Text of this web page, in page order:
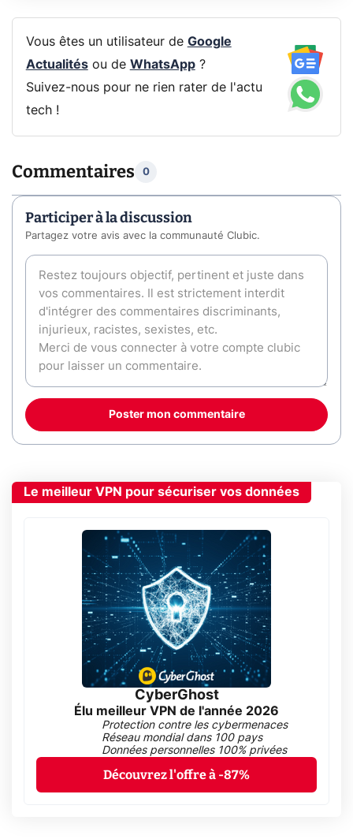
Vous êtes un utilisateur de Google
Actualitésou de WhatsApp?
Suivez-nous pour ne rien rater de l'actu
tech !
Commentaires 0
Participer à la discussion
Partagez votre avis avec la communauté Clubic.
Poster mon commentaire
Le meilleur VPN pour sécuriser vos données
CyberGhost
Élu meilleur VPN de l'année 2026
Protection contre les cybermenaces
Réseau mondial dans 100 pays
Données personnelles 100% privées
Découvrez l'offre à -87%